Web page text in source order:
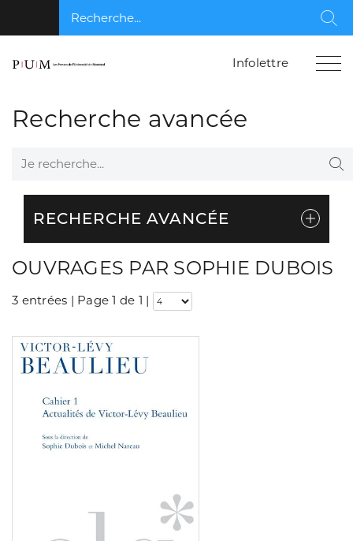
Recherche...
Infolettre
Recherche avancée
Je recherche...
RECHERCHE AVANCÉE
OUVRAGES PAR SOPHIE DUBOIS
3 entrées | Page 1 de 1 |